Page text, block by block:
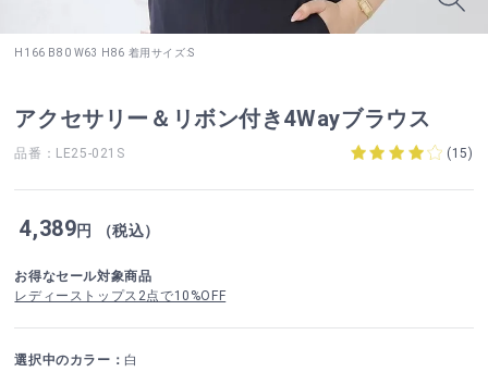
H166 B80 W63 H86 着用サイズ:S
アクセサリー＆リボン付き4Wayブラウス
品番：LE25-021S (15)
4,389円 （税込）
お得なセール対象商品
レディーストップス2点で10%OFF
選択中のカラー： 白